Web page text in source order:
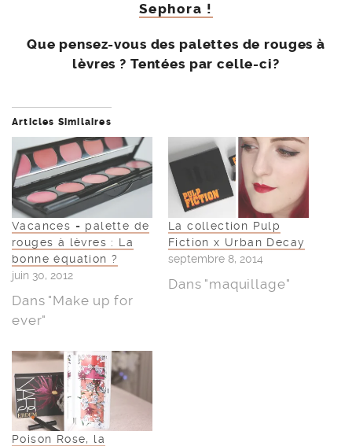
Sephora !
Que pensez-vous des palettes de rouges à
lèvres ? Tentées par celle-ci?
Articles Similaires
Vacances = palette de
rouges à lèvres : La
bonne équation ?
juin 30, 2012
Dans "Make up for
ever"
La collection Pulp
Fiction x Urban Decay
septembre 8, 2014
Dans "maquillage"
Poison Rose, la